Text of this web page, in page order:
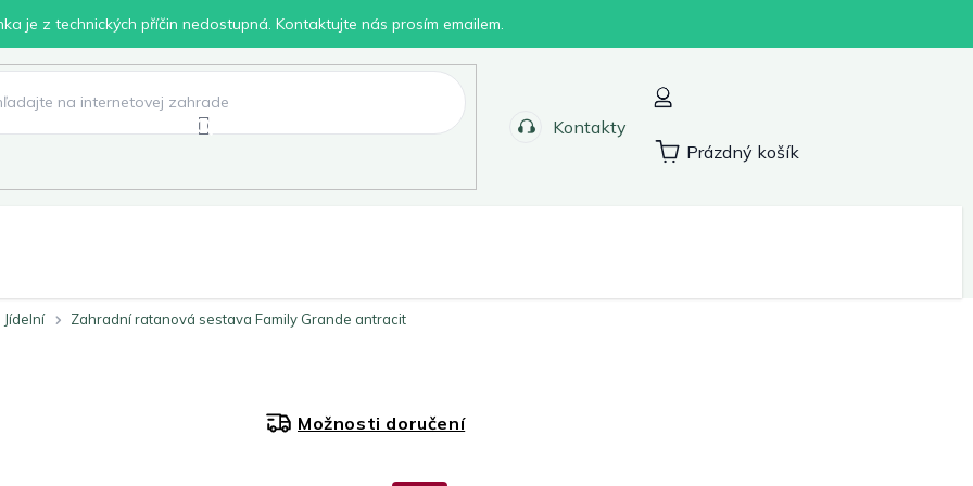
je z technických příčin nedostupná. Kontaktujte nás prosím emailem.
Kontakty
Nákupní
Prázdný košík
Jídelní Zahradní ratanová sestava Family Grande antracit
Možnosti doručení